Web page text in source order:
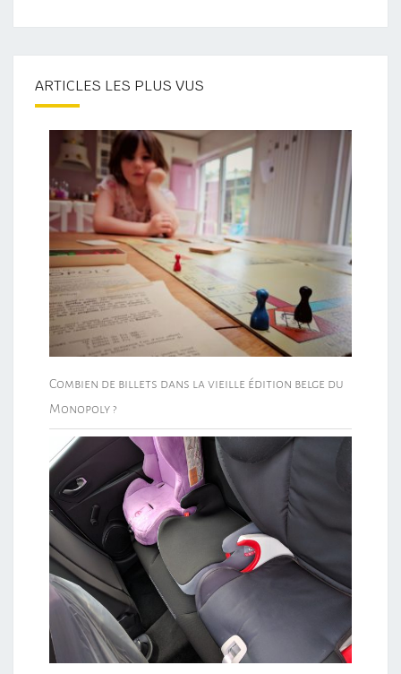
ARTICLES LES PLUS VUS
Combien de billets dans la vieille édition belge du
Monopoly ?